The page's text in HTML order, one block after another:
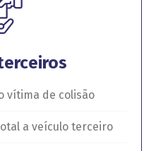
vítima de colisão
a veículo terceiro